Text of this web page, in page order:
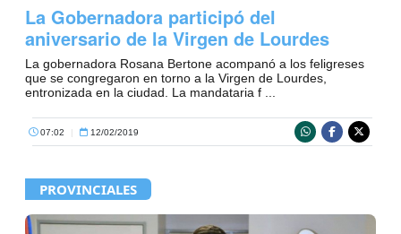
La Gobernadora participó del
aniversario de la Virgen de Lourdes
La gobernadora Rosana Bertone acompanó a los feligreses
que se congregaron en torno a la Virgen de Lourdes,
entronizada en la ciudad. La mandataria f ...
07:02 | 12/02/2019
PROVINCIALES